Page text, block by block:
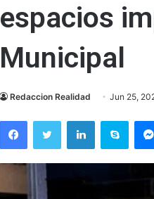
espacios
Municipal
Redaccion Realidad Jun 25,
FacebookTwitter LinkedInSkype